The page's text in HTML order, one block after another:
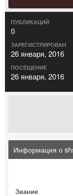
ПУБЛИКАЦИЙ
0
ЗАРЕГИСТРИРОВАН
26 января, 2016
ПОСЕЩЕНИЕ
26 января, 2016
Информация о
Звание